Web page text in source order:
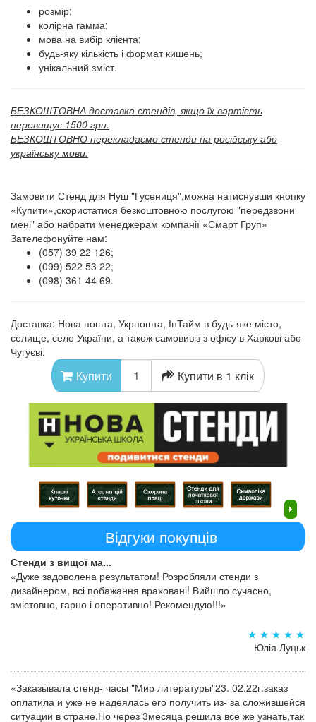
розмір;
колірна гамма;
мова на вибір клієнта;
будь-яку кількість і формат кишень;
унікальний зміст.
БЕЗКОШТОВНА доставка стендів, якщо їх вартість
перевищує 1500 грн.
БЕЗКОШТОВНО перекладаємо стенди на російську або
українську мови.
Замовити Стенд для Нуш "Гусениця",можна натиснувши кнопку
«Купити»,скористатися безкоштовною послугою "передзвони
мені" або набрати менеджерам компанії «Смарт Груп»
Зателефонуйте нам:
(057) 39 22 126;
(099) 522 53 22;
(098) 361 44 69.
Доставка: Нова пошта, Укрпошта, ІнТайм в будь-яке місто,
селище, село України, а також самовивіз з офісу в Харкові або
Чугуєві.
Купити Купити в 1 клік
Відгуки покупців
Стенди з вищої ма...
«Дуже задоволена результатом! Розробляли стенди з
дизайнером, всі побажання враховані! Вийшло сучасно,
змістовно, гарно і оперативно! Рекомендую!!!»
Юлія Луцьк
«Заказывала стенд- часы "Мир литературы"23. 02.22г.заказ
оплатила и уже не надеялась его получить из- за сложившейся
ситуации в стране.Но через 3месяца решила все же узнать,так